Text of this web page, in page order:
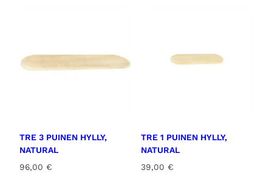
TRE 3 PUINEN HYLLY,
NATURAL
96,00 €
TRE 1 PUINEN HYLLY,
NATURAL
39,00 €